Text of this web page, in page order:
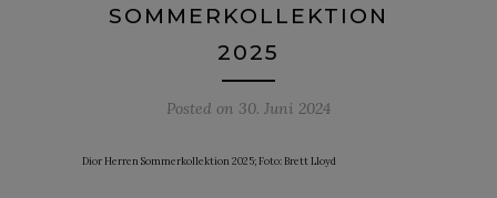
SOMMERKOLLEKTION
2025
Posted on 30. Juni 2024
Dior Herren Sommerkollektion 2025; Foto: Brett Lloyd